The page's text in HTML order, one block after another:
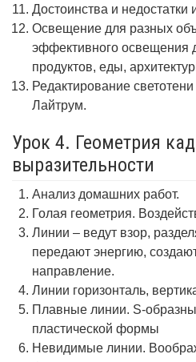
Достоинства и недостатки
Освещение для разных
эффективного освещения
продуктов, еды,
Редактирование
Лайтрум.
Урок 4. Геометрия
выразительности
Анализ домашних работ.
Голая геометрия.
Линии – ведут взор,
передают энергию,
направление.
Линии горизонталь,
Плавные линии. S-
пластической формы
Невидимые линии.